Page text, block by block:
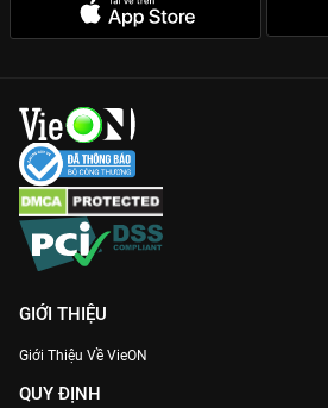
GIỚI THIỆU
Giới Thiệu Về VieON
QUY ĐỊNH